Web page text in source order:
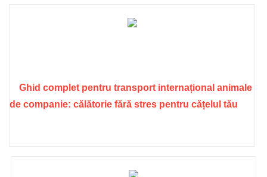
Ghid complet pentru transport internațional animale
de companie: călătorie fără stres pentru cățelul tău